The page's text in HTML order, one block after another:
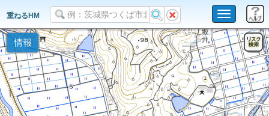
Toggle
navigation
重ねるHM
情報